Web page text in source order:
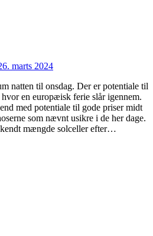
marts 2024
natten til onsdag. Der er potentiale til
en europæisk ferie slår igennem.
med potentiale til gode priser midt
som nævnt usikre i de her dage.
mængde solceller efter…